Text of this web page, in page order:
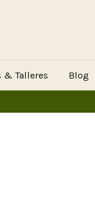
& Talleres Blog